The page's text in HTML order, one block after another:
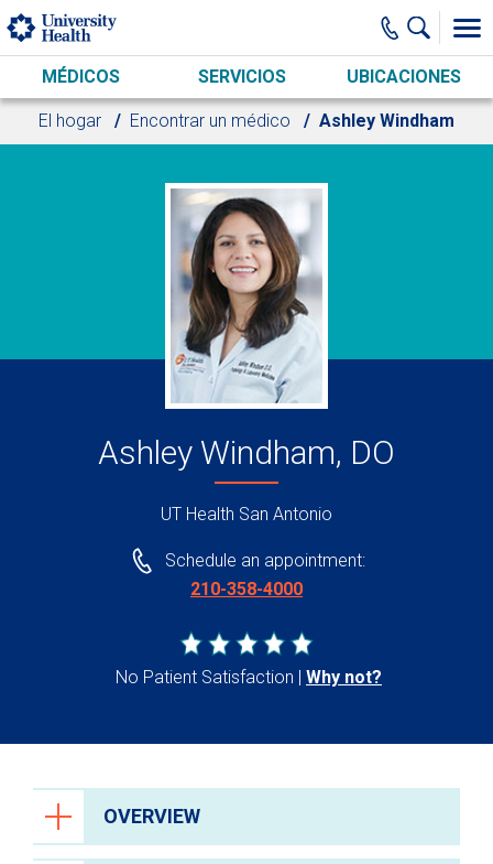
Skip to main content
MÉDICOS SERVICIOS UBICACIONES
El hogar Encontrar un médico Ashley Windham
Ashley Windham, DO
UT Health San Antonio
Schedule an appointment:
210-358-4000
No Patient Satisfaction Why not?
OVERVIEW